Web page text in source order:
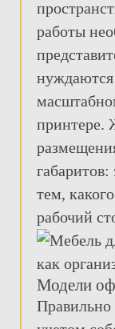
работы
нуждаются
принтере.
тем,
рабочий
Модели
Правильно